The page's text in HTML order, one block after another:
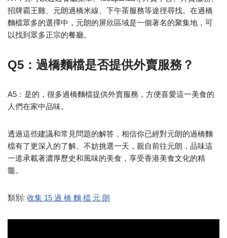
招牌霸王雞、元朗過橋米線、下午茶服務等途徑尋找。在過橋
麵檔眾多的選擇中，元朗的屏欣區域是一個著名的聚集地，可
以找到眾多正宗的餐廳。
Q5：過橋麵檔是否提供外賣服務？
A5：是的，很多過橋麵檔提供外賣服務，方便喜愛這一美食的
人們在家中品味。
透過這些建議和常見問題的解答，相信你已經對元朗的過橋麵
檔有了更深入的了解。不妨挑選一天，親自前往元朗，品味這
一道承載著濃厚歷史和風味的美食，享受香港美食文化的精
髓。
類別: 收集 15 過 橋 麵 檔 元 朗